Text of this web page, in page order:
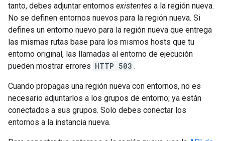
tanto, debes adjuntar entornos existentes a la región nueva.
No se definen entornos nuevos para la región nueva. Si
defines un entorno nuevo para la región nueva que entrega
las mismas rutas base para los mismos hosts que tu
entorno original, las llamadas al entorno de ejecución
pueden mostrar errores HTTP 503 .
Cuando propagas una región nueva con entornos, no es
necesario adjuntarlos a los grupos de entorno; ya están
conectados a sus grupos. Solo debes conectar los
entornos a la instancia nueva.